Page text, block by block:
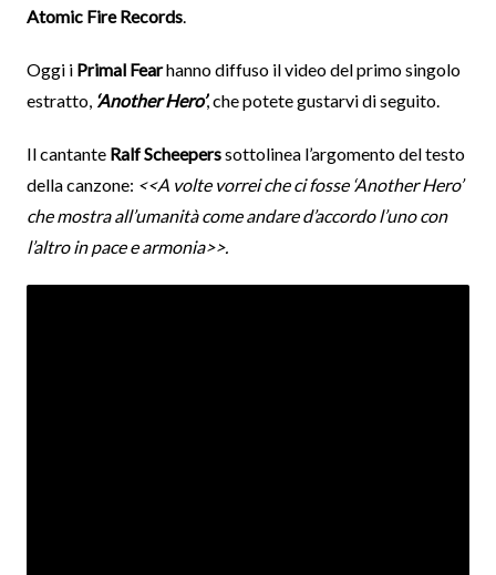
Atomic Fire Records.
Oggi i Primal Fearhanno diffuso il video del primo singolo
estratto, ‘Another Hero’, che potete gustarvi di seguito.
Il cantante Ralf Scheeperssottolinea l’argomento del testo
della canzone: <<A volte vorrei che ci fosse ‘Another Hero’
che mostra all’umanità come andare d’accordo l’uno con
l’altro in pace e armonia>>.